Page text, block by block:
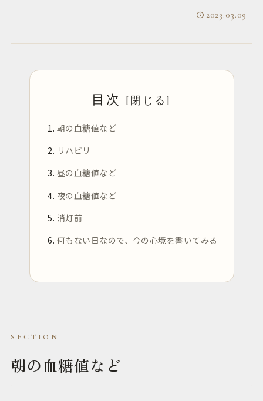
2023.03.09
目次
朝の血糖値など
リハビリ
昼の血糖値など
夜の血糖値など
消灯前
何もない日なので、今の心境を書いてみる
朝の血糖値など